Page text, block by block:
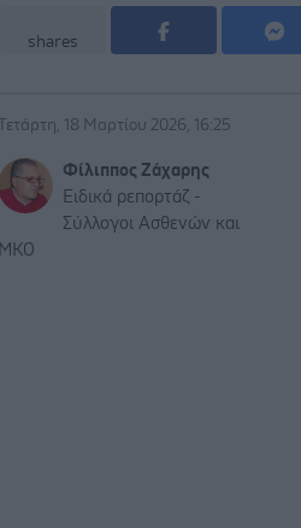
shares
Τετάρτη, 18 Μαρτίου 2026, 16:25
Φίλιππος Ζάχαρης
Ειδικά ρεπορτάζ -
Σύλλογοι Ασθενών και
ΜΚΟ